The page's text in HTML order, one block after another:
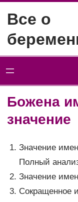
содержимому
Все о
Божена
значение
Значение
Полный
Значение
Сокращенное